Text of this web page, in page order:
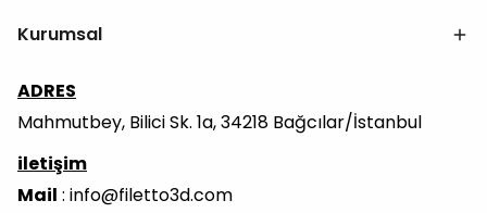
Kurumsal
ADRES
Mahmutbey, Bilici Sk. 1a, 34218 Bağcılar/İstanbul
iletişim
Mail : info@filetto3d.com